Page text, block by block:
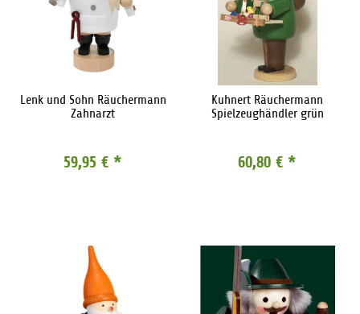
Lenk und Sohn Räuchermann
Zahnarzt
59,95 € *
Kuhnert Räuchermann
Spielzeughändler grün
60,80 € *